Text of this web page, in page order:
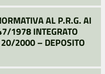
AL P.R.G. AI
1978 INTEGRATO
20/2000 – DEPOSITO